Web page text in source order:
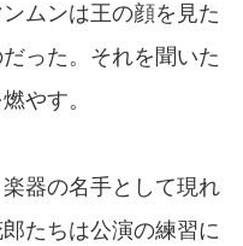
ムンは王の顔を見た
った。それを聞いた
やす。
器の名手として現れ
たちは公演の練習に